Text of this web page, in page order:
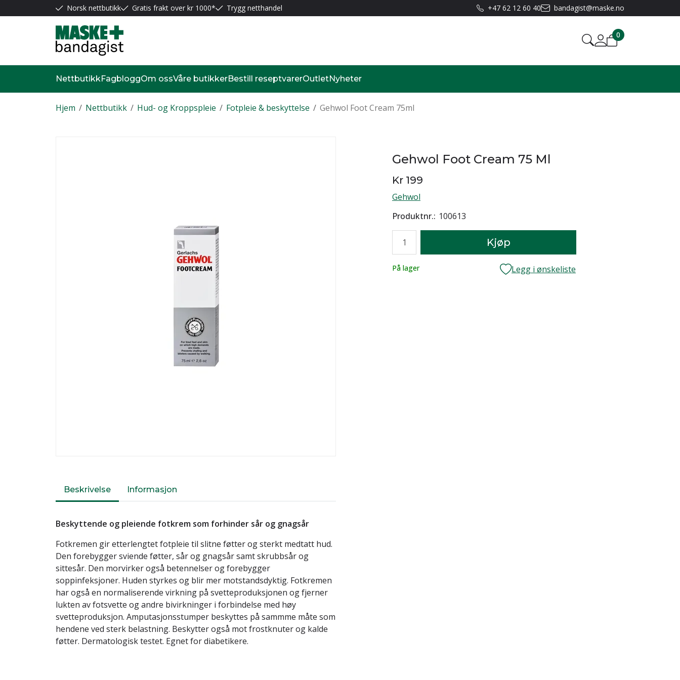
Norsk nettbutikk Gratis frakt over kr 1000* Trygg netthandel +47 62 12 60 40 bandagist@maske.no
0
NettbutikkFagbloggOm ossVåre butikkerBestill reseptvarerOutletNyheter
/
Hjem /
Nettbutikk /
Hud- og Kroppspleie /
Fotpleie & beskyttelse Gehwol Foot Cream 75ml
Gehwol Foot Cream 75 Ml
Kr 199
Gehwol
Produktnr. 100613
Kjøp
Lager
På lager Legg i ønskeliste
Beskrivelse Informasjon
Beskyttende og pleiende fotkrem som forhinder sår og gnagsår
Fotkremen gir etterlengtet fotpleie til slitne føtter og sterkt medtatt hud.
Den forebygger sviende føtter, sår og gnagsår samt skrubbsår og
sittesår. Den morvirker også betennelser og forebygger
soppinfeksjoner. Huden styrkes og blir mer motstandsdyktig. Fotkremen
har også en normaliserende virkning på svetteproduksjonen og fjerner
lukten av fotsvette og andre bivirkninger i forbindelse med høy
svetteproduksjon. Amputasjonsstumper beskyttes på sammme måte som
hendene ved sterk belastning. Beskytter også mot frostknuter og kalde
føtter. Dermatologisk testet. Egnet for diabetikere.